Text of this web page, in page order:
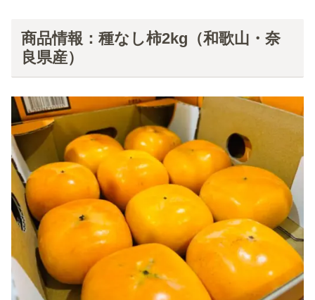
商品情報：種なし柿2kg（和歌山・奈
良県産）